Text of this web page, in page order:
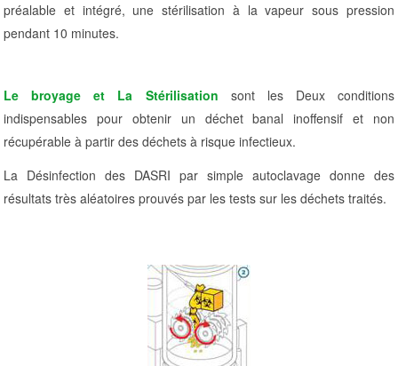
préalable et intégré, une stérilisation à la vapeur sous pression
pendant 10 minutes.
Le broyage et La Stérilisation sont les Deux conditions
indispensables pour obtenir un déchet banal inoffensif et non
récupérable à partir des déchets à risque infectieux.
La Désinfection des DASRI par simple autoclavage donne des
résultats très aléatoires prouvés par les tests sur les déchets traités.